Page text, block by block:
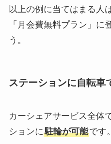
以上の例に当てはまる人
「月会費無料プラン」に
う。
ステーションに自転車
カーシェアサービス全体
ションに駐輪が可能です。